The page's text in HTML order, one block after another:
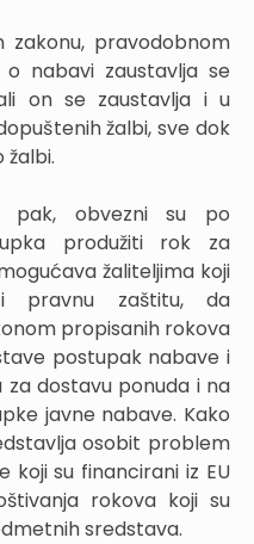
zakonu, pravodobnom
nabavi zaustavlja se
on se zaustavlja i u
žalbi, sve dok
žalbi.
pak, obvezni su po
produžiti rok za
žaliteljima koji
pravnu zaštitu, da
propisanih rokova
postupak nabave i
dostavu ponuda i na
javne nabave. Kako
osobit problem
su financirani iz EU
rokova koji su
sredstava.